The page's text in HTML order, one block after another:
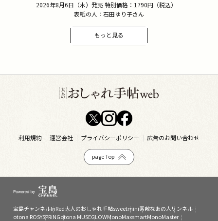
2026年8月6日（木）発売 特別価格：1790円（税込）
表紙の人：石田ゆり子さん
もっと見る
利用規約 運営会社 プライバシーポリシー 広告のお問い合わせ
page Top
宝島チャンネルInRed大人のおしゃれ手帖sweetmini素敵なあの人リンネル
otona ROSYSPRiNGotona MUSEGLOWMonoMaxsmartMonoMaster